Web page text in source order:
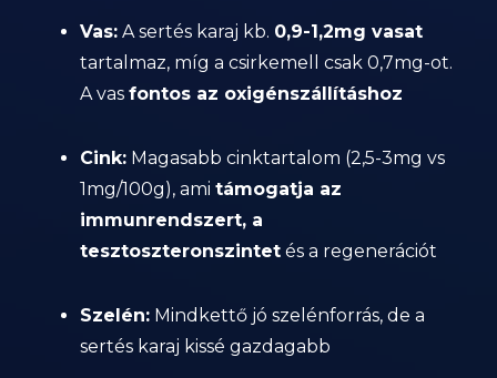
Vas: A sertés karaj kb. 0,9-1,2mg vasat
tartalmaz, míg a csirkemell csak 0,7mg-ot.
A vasfontos az oxigénszállításhoz
Cink: Magasabb cinktartalom (2,5-3mg vs
1mg/100g), amitámogatja az
immunrendszert, a
tesztoszteronszintet és a regenerációt
Szelén: Mindkettő jó szelénforrás, de a
sertés karaj kissé gazdagabb